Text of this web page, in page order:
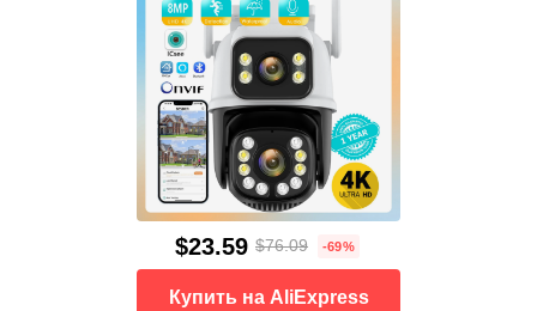
$23.59 $76.09 -69%
Купить на AliExpress